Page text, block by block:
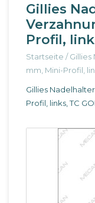
Gillies
Profil,
Startseite /Gillies
mm, Mini-Profil,
Gillies
Profil, links, TC